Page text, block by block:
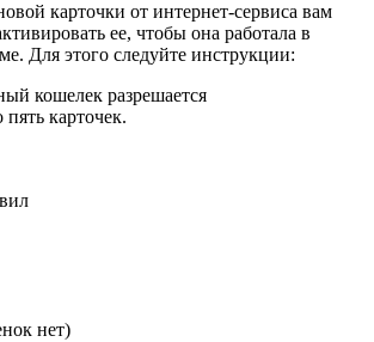
карточки от интернет-сервиса вам
ее, чтобы она работала в
Для этого следуйте инструкции:
кошелек разрешается
карточек.
нет)